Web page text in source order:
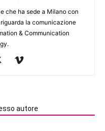
che ha sede a Milano con
la comunicazione
& Communication
autore